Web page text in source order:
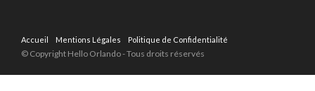
Accueil Mentions Légales Politique de Confidentialité
© Copyright Hello Orlando - Tous droits réservés